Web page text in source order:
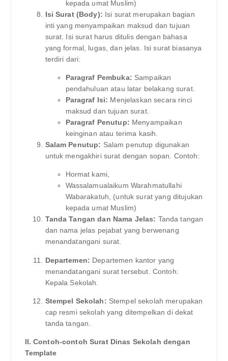
kepada umat Muslim)
Isi Surat (Body): Isi surat merupakan bagian
inti yang menyampaikan maksud dan tujuan
surat. Isi surat harus ditulis dengan bahasa
yang formal, lugas, dan jelas. Isi surat biasanya
terdiri dari:
Paragraf Pembuka: Sampaikan
pendahuluan atau latar belakang surat.
Paragraf Isi: Menjelaskan secara rinci
maksud dan tujuan surat.
Paragraf Penutup: Menyampaikan
keinginan atau terima kasih.
Salam Penutup: Salam penutup digunakan
untuk mengakhiri surat dengan sopan. Contoh:
Hormat kami,
Wassalamualaikum Warahmatullahi
Wabarakatuh, (untuk surat yang ditujukan
kepada umat Muslim)
Tanda Tangan dan Nama Jelas: Tanda tangan
dan nama jelas pejabat yang berwenang
menandatangani surat.
Departemen: Departemen kantor yang
menandatangani surat tersebut. Contoh:
Kepala Sekolah.
Stempel Sekolah: Stempel sekolah merupakan
cap resmi sekolah yang ditempelkan di dekat
tanda tangan.
II. Contoh-contoh Surat Dinas Sekolah dengan
Template